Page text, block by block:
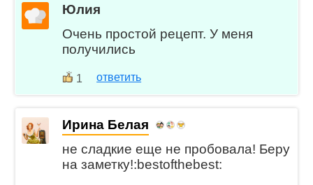
Юлия
Очень простой рецепт. У меня
получились
1 ответить
Ирина Белая
не сладкие еще не пробовала! Беру
на заметку!:bestofthebest: